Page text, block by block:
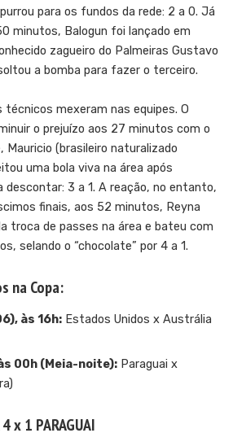
para os fundos da rede: 2 a 0. Já
minutos, Balogun foi lançado em
zagueiro do Palmeiras Gustavo
a bomba para fazer o terceiro.
técnicos mexeram nas equipes. O
o prejuízo aos 27 minutos com o
(brasileiro naturalizado
uma bola viva na área após
3 a 1. A reação, no entanto,
finais, aos 52 minutos, Reyna
troca de passes na área e bateu com
selando o “chocolate” por 4 a 1.
na Copa:
às 16h: Estados Unidos x Austrália
00h (Meia-noite): Paraguai x
x 1 PARAGUAI